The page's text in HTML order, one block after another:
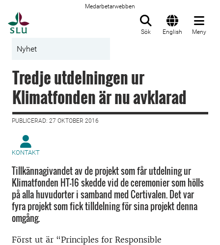
Medarbetarwebben
Sök English Meny
Nyhet
Tredje utdelningen ur
Klimatfonden är nu avklarad
PUBLICERAD: 27 OKTOBER 2016
KONTAKT
Tillkännagivandet av de projekt som får utdelning ur
Klimatfonden HT-16 skedde vid de ceremonier som hölls
på alla huvudorter i samband med Certivalen. Det var
fyra projekt som fick tilldelning för sina projekt denna
omgång.
Först ut är “Principles for Responsible